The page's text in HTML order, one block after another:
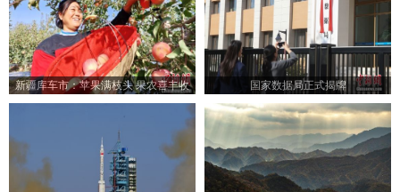
新疆库车市：苹果满枝头 果农喜丰收 国家数据局正式揭牌